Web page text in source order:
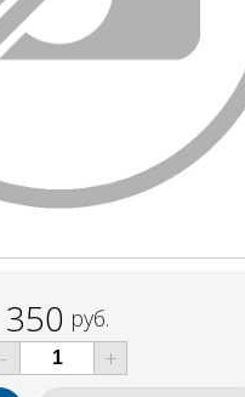
350 руб.
-
+